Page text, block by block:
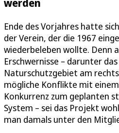
werden
Ende des Vorjahres hatte
der Verein, der die 1967
wiederbeleben wollte. Denn
Erschwernisse – darunter
Naturschutzgebiet am
mögliche Konflikte mit
Konkurrenz zum geplanten
System – sei das Projekt
man damals unter den